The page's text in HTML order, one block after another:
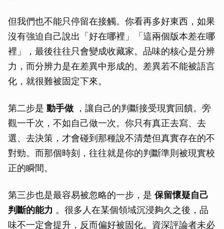
但我們也不能只停留在接觸。你看再多好東西，如果
沒有強迫自己說出「好在哪裡」「這兩個版本差在哪
裡」，最後往往只會變成收藏家。品味的核心是分辨
力，而分辨力是在差異中形成的。差異若不能被語言
化，就很難被固定下來。
第二步是 動手做 ，讓自己的判斷接受現實回饋。旁
觀一千次，不如自己做一次。你只有真正去寫、去
選、去決策，才會碰到那種說不清楚但真實存在的不
對勁。而那個時刻，往往就是你的判斷準則被現實校
正的瞬間。
第三步也是最容易被忽略的一步，是 保留懷疑自己
判斷的能力 。很多人在某個領域沉浸夠久之後，品
味不一定會提升，反而偏好被固化。資深評論者未必